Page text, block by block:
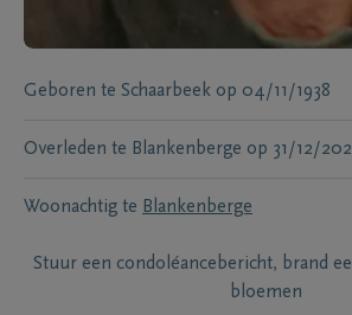
Geboren te Schaarbeek op 04/11/1938
Overleden te Blankenberge op 31/12/
Woonachtig te Blankenberge
Stuur een condoléancebericht, brand
bloemen